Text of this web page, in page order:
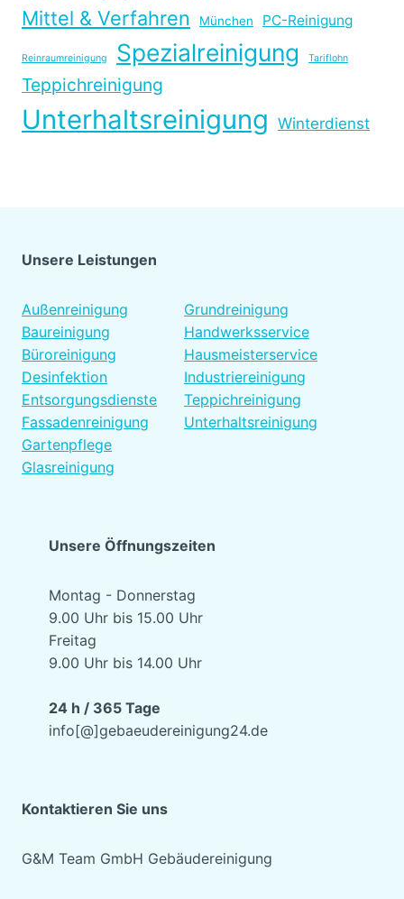
Mittel & Verfahren München PC-Reinigung
Reinraumreinigung Spezialreinigung Tariflohn
Teppichreinigung
Unterhaltsreinigung Winterdienst
Unsere Leistungen
Außenreinigung
Baureinigung
Büroreinigung
Desinfektion
Entsorgungsdienste
Fassadenreinigung
Gartenpflege
Glasreinigung
Grundreinigung
Handwerksservice
Hausmeisterservice
Industriereinigung
Teppichreinigung
Unterhaltsreinigung
Unsere Öffnungszeiten
Montag - Donnerstag
9.00 Uhr bis 15.00 Uhr
Freitag
9.00 Uhr bis 14.00 Uhr
24 h / 365 Tage
info[@]gebaeudereinigung24.de
Kontaktieren Sie uns
G&M Team GmbH Gebäudereinigung